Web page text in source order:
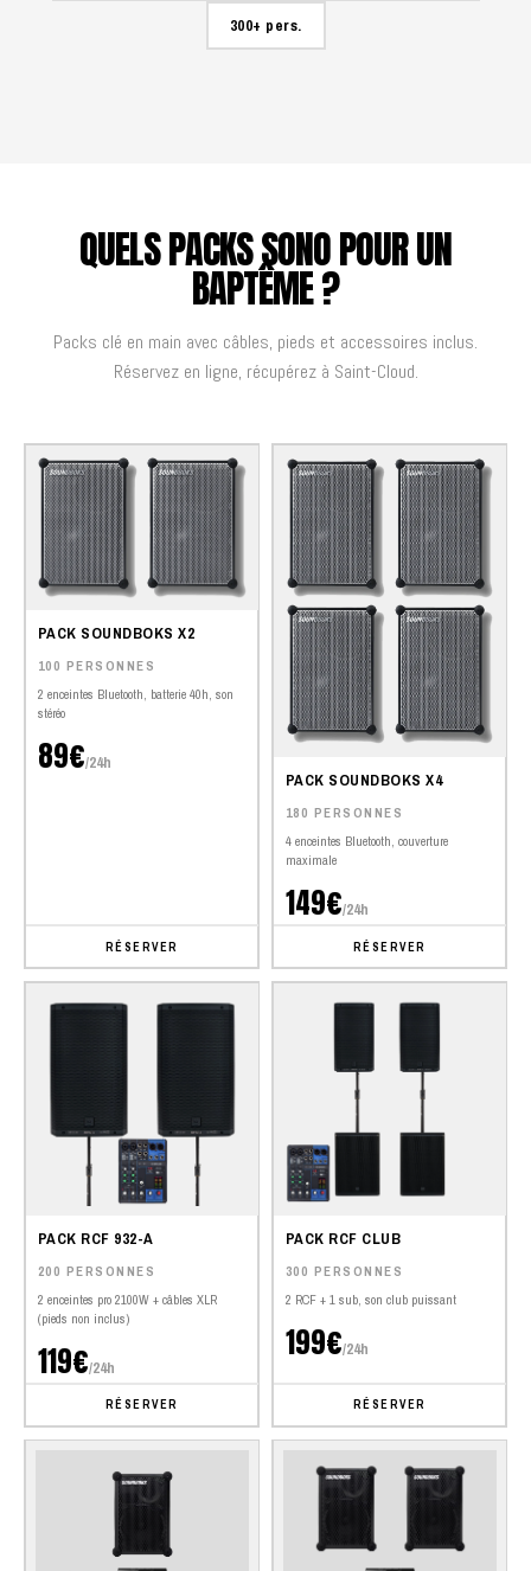
300+ pers.
QUELS PACKS SONO POUR UN
BAPTÊME ?
Packs clé en main avec câbles, pieds et accessoires inclus.
Réservez en ligne, récupérez à Saint-Cloud.
PACK SOUNDBOKS X2
100 PERSONNES
2 enceintes Bluetooth, batterie 40h, son
stéréo
89€/24h
RÉSERVER
PACK SOUNDBOKS X4
180 PERSONNES
4 enceintes Bluetooth, couverture
maximale
149€/24h
RÉSERVER
PACK RCF 932-A
200 PERSONNES
2 enceintes pro 2100W + câbles XLR
(pieds non inclus)
119€/24h
RÉSERVER
PACK RCF CLUB
300 PERSONNES
2 RCF + 1 sub, son club puissant
199€/24h
RÉSERVER